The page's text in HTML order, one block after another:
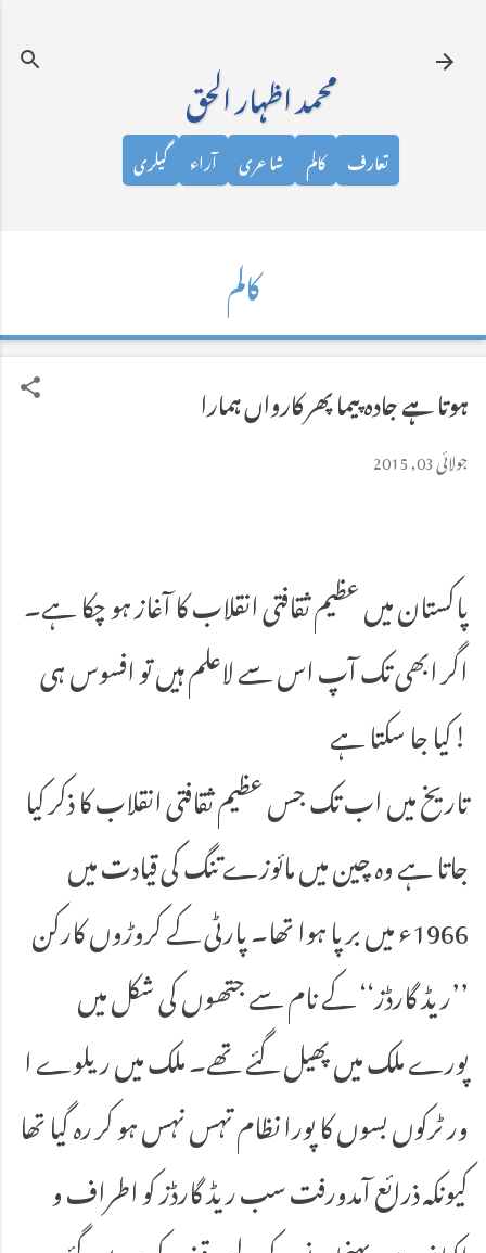
محمد اظہار الحق
تعارف کالم شاعری آراء گیلری
کالم
ہوتا ہے جادہ پیما پھر کارواں ہمارا
جولائی 03, 2015
پاکستان میں عظیم ثقافتی انقلاب کا آغاز ہو چکا ہے۔
اگر ابھی تک آپ اس سے لاعلم ہیں تو افسوس ہی
کیا جا سکتا ہے!
تاریخ میں اب تک جس عظیم ثقافتی انقلاب کا ذکر کیا
جاتا ہے وہ چین میں مائوزے تنگ کی قیادت میں
1966ء میں برپا ہوا تھا۔ پارٹی کے کروڑوں کارکن
’’ریڈ گارڈز‘‘ کے نام سے جتھوں کی شکل میں
پورے ملک میں پھیل گئے تھے۔ ملک میں ریلوے ا
ور ٹرکوں بسوں کا پورا نظام تہس نہس ہو کر رہ گیا تھا
کیونکہ ذرائع آمدورفت سب ریڈ گارڈز کو اطراف و